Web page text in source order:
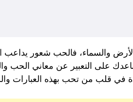
والسماء، فالحب شعور يداعب
على التعبير عن معاني الحب
في قلب من تحب بهذه العبارات